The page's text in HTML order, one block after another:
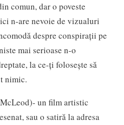
comun, dar o poveste
n-are nevoie de vizualuri
despre conspirații pe
mai serioase n-o
la ce-ți folosește să
nimic.
un film artistic
sau o satiră la adresa